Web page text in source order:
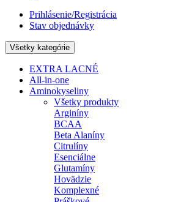
Prihlásenie/Registrácia
Stav objednávky
Všetky kategórie
EXTRA LACNÉ
All-in-one
Aminokyseliny
Všetky produkty
Arginíny
BCAA
Beta Alaníny
Citrulíny
Esenciálne
Glutamíny
Hovädzie
Komplexné